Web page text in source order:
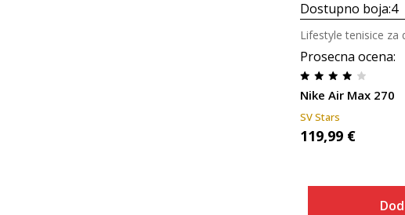
Dostupno boja:4
Prosecna ocena:
Nike Air Max 270
Lifestyle tenisice za
SV Stars
119,99 €